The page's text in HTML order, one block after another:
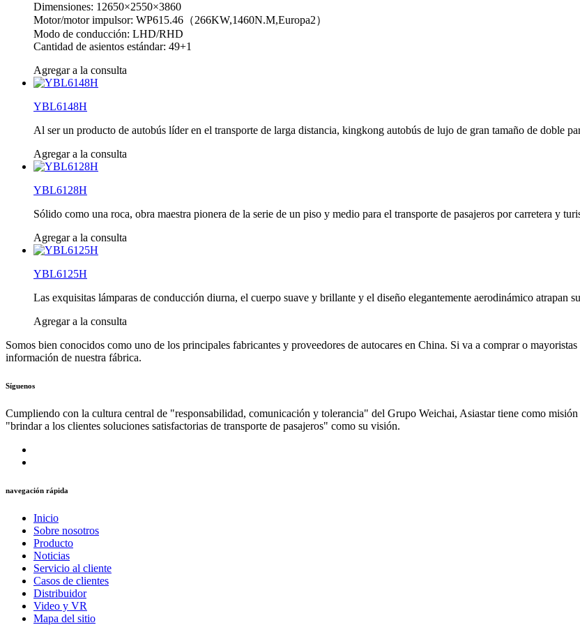
Dimensiones: 12650×2550×3860
Motor/motor impulsor: WP615.46（266KW,1460N.M,Europa2）
Modo de conducción: LHD/RHD
Cantidad de asientos estándar: 49+1
Agregar a la consulta
YBL6148H
Al ser un producto de autobús líder en el transporte de larga distancia, kingkong autobús de lujo de gran tamaño de doble
Agregar a la consulta
YBL6128H
Sólido como una roca, obra maestra pionera de la serie de un piso y medio para el transporte de pasajeros por carretera y
Agregar a la consulta
YBL6125H
Las exquisitas lámparas de conducción diurna, el cuerpo suave y brillante y el diseño elegantemente aerodinámico atrapan
Agregar a la consulta
Somos bien conocidos como uno de los principales fabricantes y proveedores de autocares en China. Si va a comprar o
información de nuestra fábrica.
Síguenos
Cumpliendo con la cultura central de "responsabilidad, comunicación y tolerancia" del Grupo Weichai, Asiastar tiene como
"brindar a los clientes soluciones satisfactorias de transporte de pasajeros" como su visión.
navegación rápida
Inicio
Sobre nosotros
Producto
Noticias
Servicio al cliente
Casos de clientes
Distribuidor
Video y VR
Mapa del sitio